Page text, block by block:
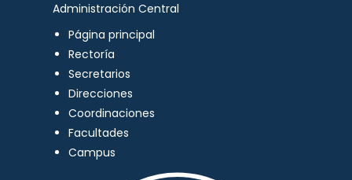
Administración Central
Página principal
Rectoría
Secretarios
Direcciones
Coordinaciones
Facultades
Campus